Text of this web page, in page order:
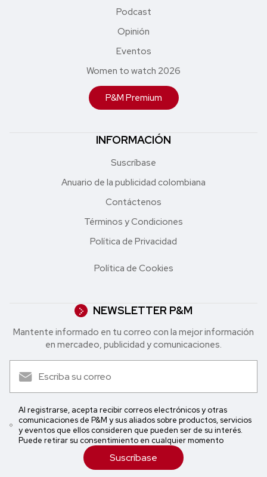
Podcast
Opinión
Eventos
Women to watch 2026
P&M Premium
INFORMACIÓN
Suscríbase
Anuario de la publicidad colombiana
Contáctenos
Términos y Condiciones
Política de Privacidad
Política de Cookies
NEWSLETTER P&M
Mantente informado en tu correo con la mejor in formación
en mercadeo, publicidad y comunicaciones.
Al registrarse, acepta recibir correos electrónicos y otras
comunicaciones de P&M y sus aliados sobre productos, servicios
y eventos que ellos consideren que pueden ser de su interés.
Puede retirar su consentimiento en cualquier momento
Suscríbase